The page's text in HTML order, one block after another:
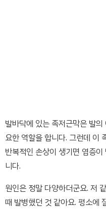
발바닥에 있는 족저근막은 발
요한 역할을 합니다. 그런데 이
반복적인 손상이 생기면 염증
니다.
원인은 정말 다양하더군요. 저
때 발병했던 것 같아요. 평소에